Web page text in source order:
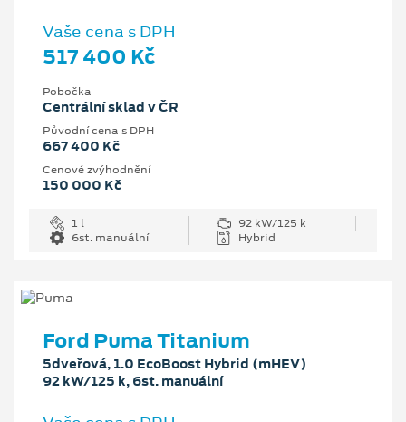
Vaše cena s DPH
517 400 Kč
Pobočka
Centrální sklad v ČR
Původní cena s DPH
667 400 Kč
Cenové zvýhodnění
150 000 Kč
1 l
92 kW/125 k
6st. manuální
Hybrid
Ford Puma Titanium
5dveřová, 1.0 EcoBoost Hybrid (mHEV)
92 kW/125 k, 6st. manuální